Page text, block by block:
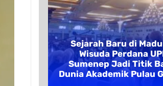
Sejarah Baru di
Wisuda Perdana
Sumenep Jadi Titik
Dunia Akademik Pulau